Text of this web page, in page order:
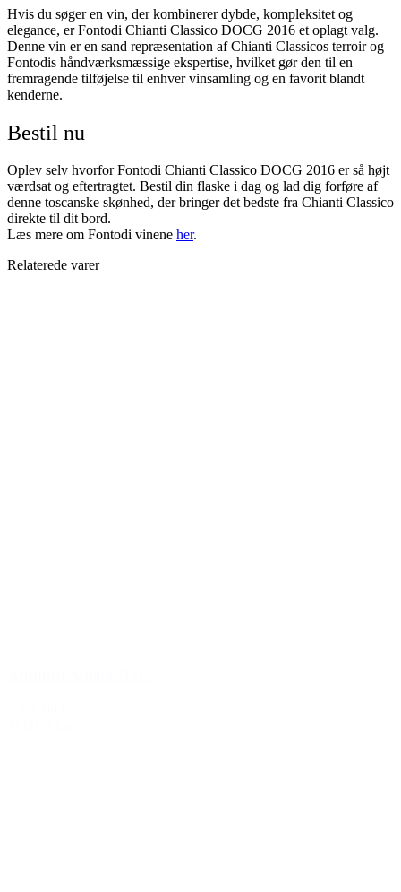
Hvis du søger en vin, der kombinerer dybde, kompleksitet og
elegance, er Fontodi Chianti Classico DOCG 2016 et oplagt valg.
Denne vin er en sand repræsentation af Chianti Classicos terroir og
Fontodis håndværksmæssige ekspertise, hvilket gør den til en
fremragende tilføjelse til enhver vinsamling og en favorit blandt
kenderne.
Bestil nu
Oplev selv hvorfor Fontodi Chianti Classico DOCG 2016 er så højt
værdsat og eftertragtet. Bestil din flaske i dag og lad dig forføre af
denne toscanske skønhed, der bringer det bedste fra Chianti Classico
direkte til dit bord.
Læs mere om Fontodi vinene her.
Relaterede varer